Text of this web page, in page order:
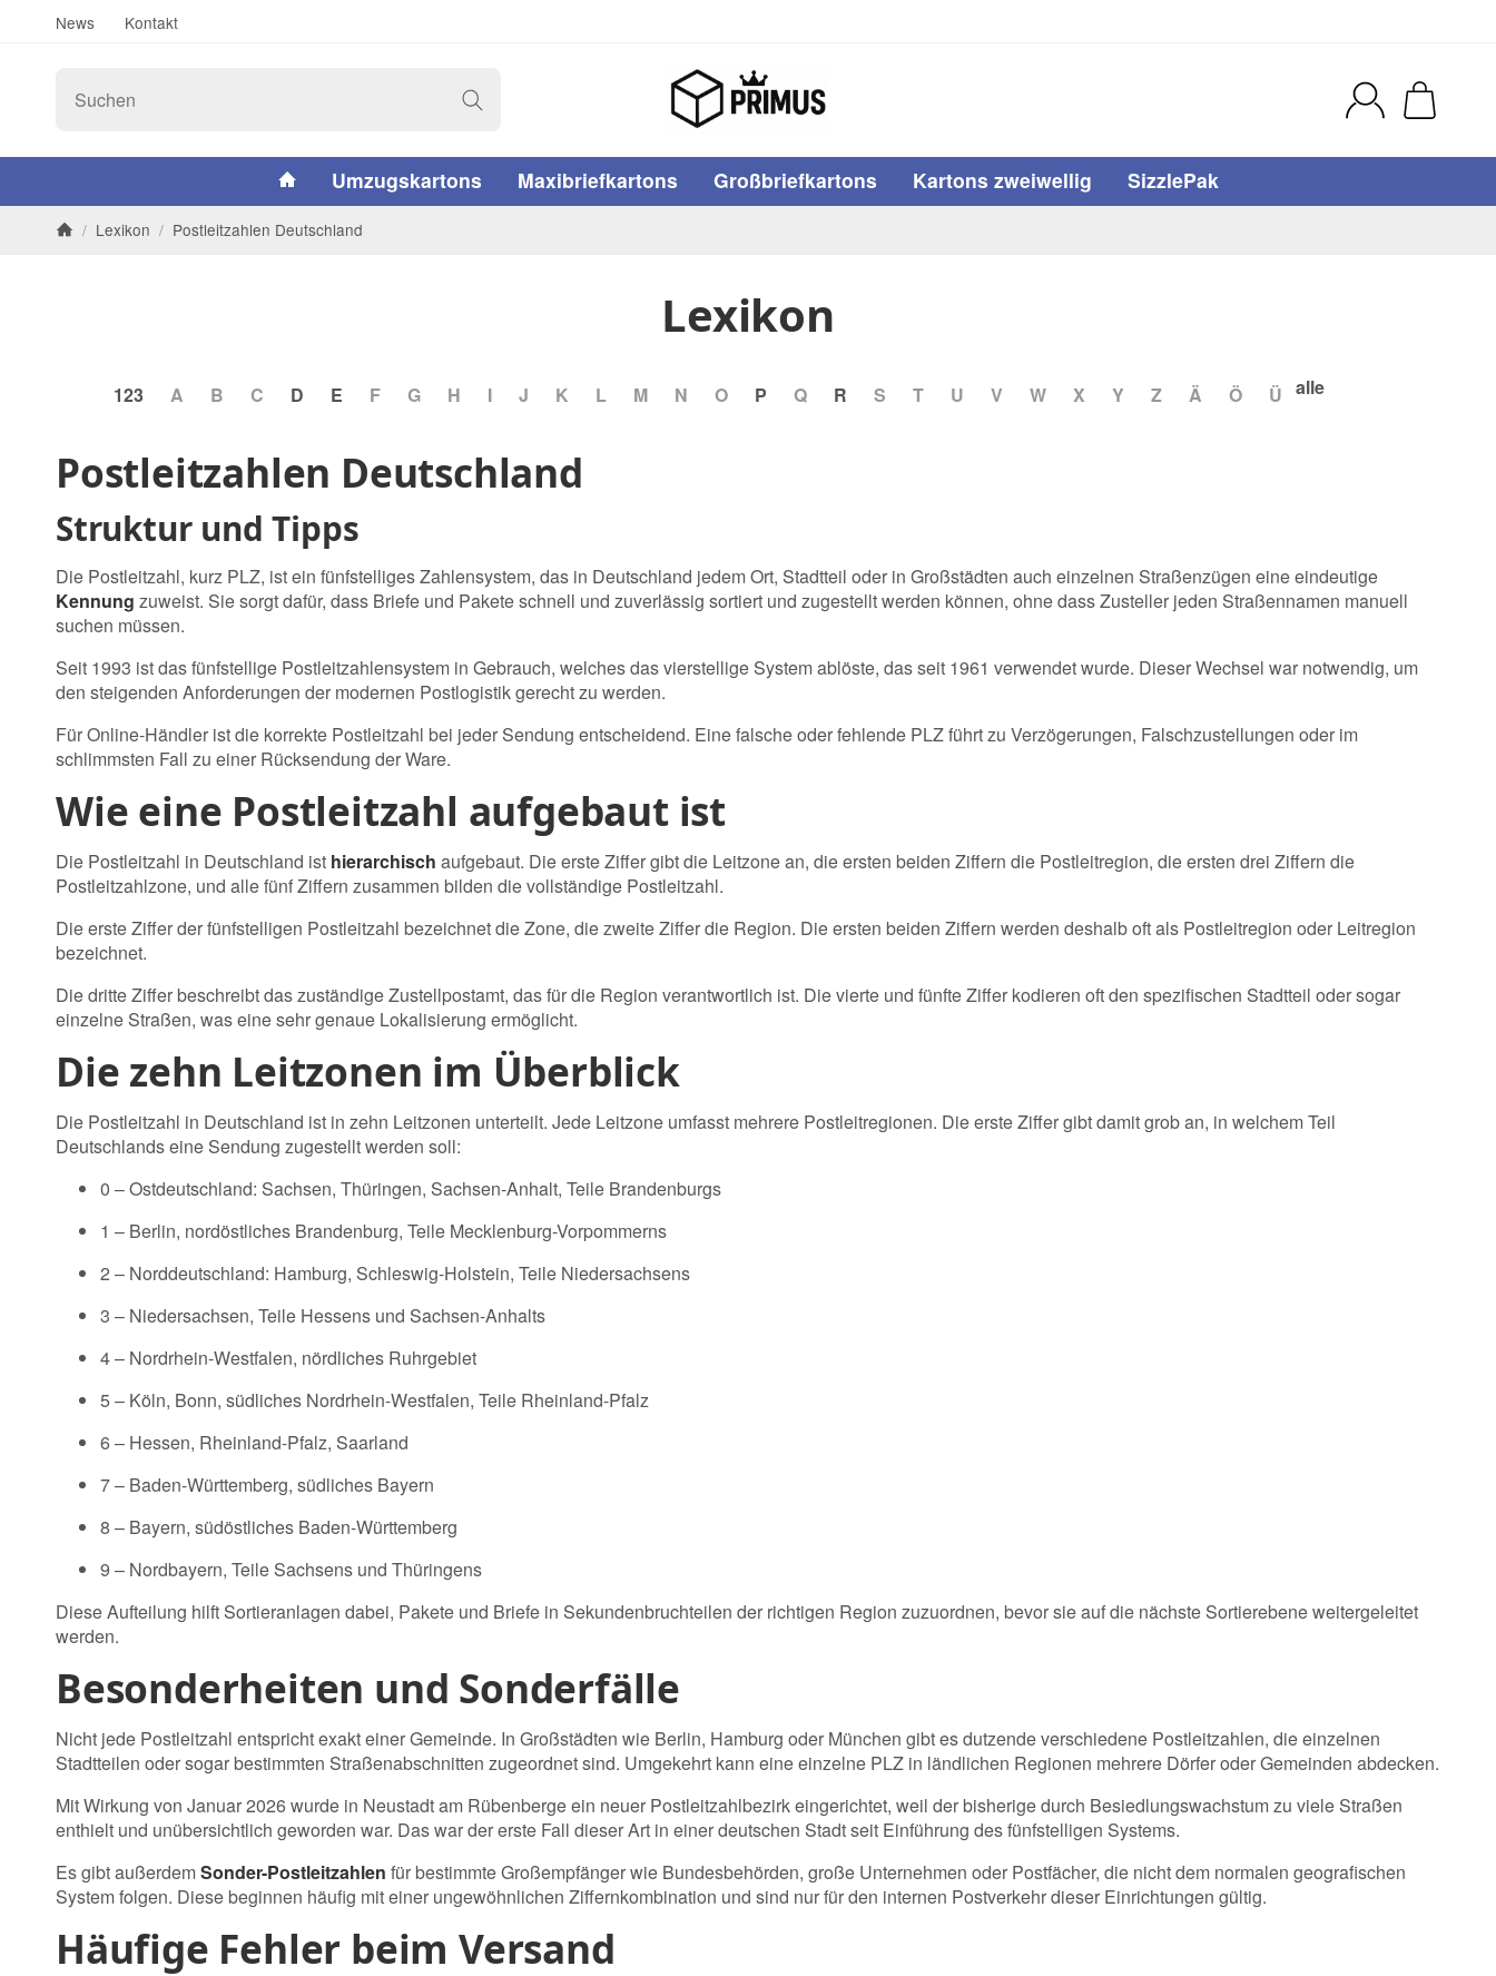
News Kontakt
#custom.linkHome#
Umzugskartons Maxibriefkartons Großbriefkartons Kartons zweiwellig SizzlePak
/ Lexikon / Postleitzahlen Deutschland
Lexikon
123 A B C D E F G H I J K L M N O P Q R S T U V W X Y Z Ä Ö Ü alle
Postleitzahlen Deutschland
Struktur und Tipps
Die Postleitzahl, kurz PLZ, ist ein fünfstelliges Zahlensystem, das in Deutschland jedem Ort, Stadtteil oder in Großstädten auch einzelnen Straßenzügen eine eindeutige
Kennung zuweist. Sie sorgt dafür, dass Briefe und Pakete schnell und zuverlässig sortiert und zugestellt werden können, ohne dass Zusteller jeden Straßennamen manuell
suchen müssen.
Seit 1993 ist das fünfstellige Postleitzahlensystem in Gebrauch, welches das vierstellige System ablöste, das seit 1961 verwendet wurde. Dieser Wechsel war notwendig, um
den steigenden Anforderungen der modernen Postlogistik gerecht zu werden.
Für Online-Händler ist die korrekte Postleitzahl bei jeder Sendung entscheidend. Eine falsche oder fehlende PLZ führt zu Verzögerungen, Falschzustellungen oder im
schlimmsten Fall zu einer Rücksendung der Ware.
Wie eine Postleitzahl aufgebaut ist
Die Postleitzahl in Deutschland ist hierarchisch aufgebaut. Die erste Ziffer gibt die Leitzone an, die ersten beiden Ziffern die Postleitregion, die ersten drei Ziffern die
Postleitzahlzone, und alle fünf Ziffern zusammen bilden die vollständige Postleitzahl.
Die erste Ziffer der fünfstelligen Postleitzahl bezeichnet die Zone, die zweite Ziffer die Region. Die ersten beiden Ziffern werden deshalb oft als Postleitregion oder Leitregion
bezeichnet.
Die dritte Ziffer beschreibt das zuständige Zustellpostamt, das für die Region verantwortlich ist. Die vierte und fünfte Ziffer kodieren oft den spezifischen Stadtteil oder sogar
einzelne Straßen, was eine sehr genaue Lokalisierung ermöglicht.
Die zehn Leitzonen im Überblick
Die Postleitzahl in Deutschland ist in zehn Leitzonen unterteilt. Jede Leitzone umfasst mehrere Postleitregionen. Die erste Ziffer gibt damit grob an, in welchem Teil
Deutschlands eine Sendung zugestellt werden soll:
0 – Ostdeutschland: Sachsen, Thüringen, Sachsen-Anhalt, Teile Brandenburgs
1 – Berlin, nordöstliches Brandenburg, Teile Mecklenburg-Vorpommerns
2 – Norddeutschland: Hamburg, Schleswig-Holstein, Teile Niedersachsens
3 – Niedersachsen, Teile Hessens und Sachsen-Anhalts
4– Nordrhein-Westfalen, nördliches Ruhrgebiet
5– Köln, Bonn, südliches Nordrhein-Westfalen, Teile Rheinland-Pfalz
6– Hessen, Rheinland-Pfalz, Saarland
7– Baden-Württemberg, südliches Bayern
8 – Bayern, südöstliches Baden-Württemberg
9 – Nordbayern, Teile Sachsens und Thüringens
Diese Aufteilung hilft Sortieranlagen dabei, Pakete und Briefe in Sekundenbruchteilen der richtigen Region zuzuordnen, bevor sie auf die nächste Sortierebene weitergeleitet
werden.
Besonderheiten und Sonderfälle
Nicht jede Postleitzahl entspricht exakt einer Gemeinde. In Großstädten wie Berlin, Hamburg oder München gibt es dutzende verschiedene Postleitzahlen, die einzelnen
Stadtteilen oder sogar bestimmten Straßenabschnitten zugeordnet sind. Umgekehrt kann eine einzelne PLZ in ländlichen Regionen mehrere Dörfer oder Gemeinden abdecken.
Mit Wirkung von Januar 2026 wurde in Neustadt am Rübenberge ein neuer Postleitzahlbezirk eingerichtet, weil der bisherige durch Besiedlungswachstum zu viele Straßen
enthielt und unübersichtlich geworden war. Das war der erste Fall dieser Art in einer deutschen Stadt seit Einführung des fünfstelligen Systems.
Es gibt außerdemSonder-Postleitzahlen für bestimmte Großempfänger wie Bundesbehörden, große Unternehmen oder Postfächer, die nicht dem normalen geografischen
System folgen. Diese beginnen häufig mit einer ungewöhnlichen Ziffernkombination und sind nur für den internen Postverkehr dieser Einrichtungen gültig.
Häufige Fehler beim Versand